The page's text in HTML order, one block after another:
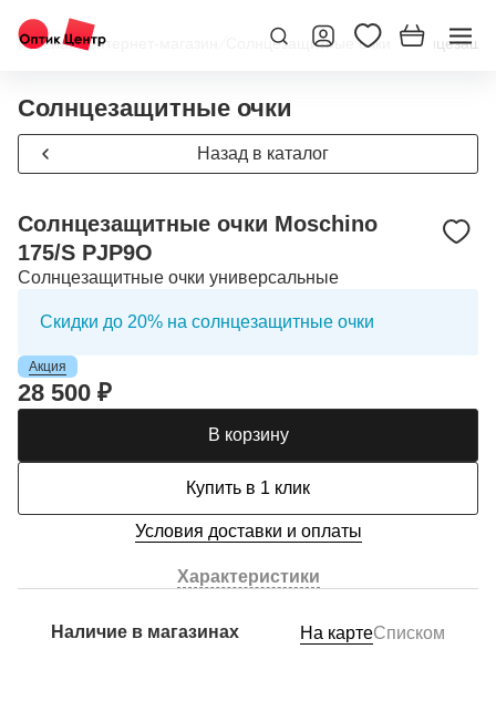
Главная/Интернет-магазин Солнцезащитные очки
Солнцезащитные очки
Назад в каталог
Солнцезащитные очки Moschino
175/S PJP9O
Солнцезащитные очки универсальные
Скидки до 20% на солнцезащитные очки
Акция
28 500 ₽
В корзину
Купить в 1 клик
Условия доставки и оплаты
Характеристики
Наличие в магазинах На картеСписком